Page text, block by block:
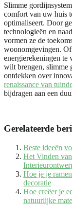
Slimme
comfort van uw huis
optimaliseert. Door
technologieën en
vormen ze de
woonomgevingen.
energierekeningen te
wilt brengen, slimme
ontdekken over
renaissance van
bijdragen aan een
Gerelateerde
Beste ideeën
Het Vinden
Hoe je je
decoratie
Hoe creëer je
natuurlijke